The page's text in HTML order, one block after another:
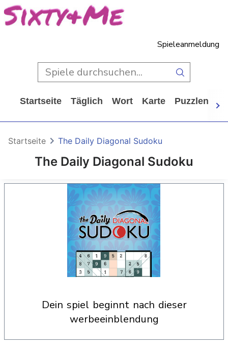
Spieleanmeldung
Startseite Täglich Wort Karte Puzzlen
The Daily Diagonal Sudoku
Startseite The Daily Diagonal Sudoku
dein spiel beginnt nach dieser
werbeeinblendung